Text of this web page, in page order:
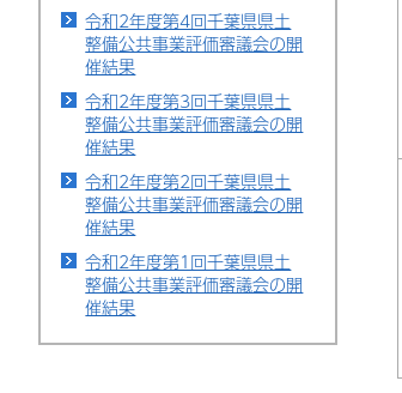
令和2年度第4回千葉県県土
整備公共事業評価審議会の開
催結果
令和2年度第3回千葉県県土
整備公共事業評価審議会の開
催結果
令和2年度第2回千葉県県土
整備公共事業評価審議会の開
催結果
令和2年度第1回千葉県県土
整備公共事業評価審議会の開
催結果